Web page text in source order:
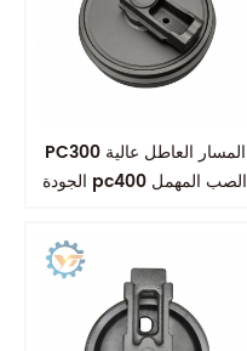
PC300 المسار العاطل عالية
الجودة pc400 الصب المهمل